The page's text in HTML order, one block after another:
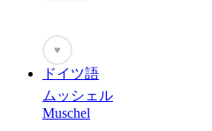
♥
ドイツ語
ムッシェル
Muschel